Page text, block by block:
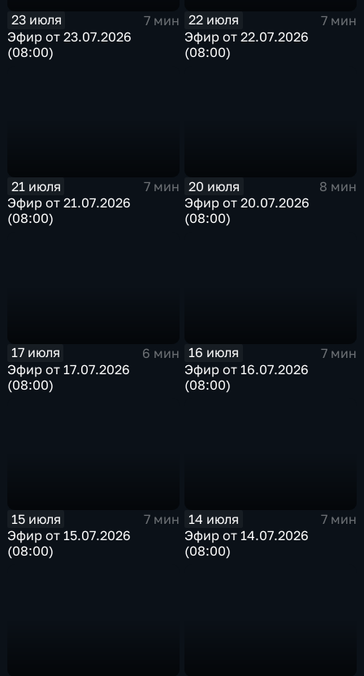
23 июля
7 мин
Эфир от 23.07.2026
(08:00)
22 июля
7 мин
Эфир от 22.07.2026
(08:00)
21 июля
7 мин
Эфир от 21.07.2026
(08:00)
20 июля
8 мин
Эфир от 20.07.2026
(08:00)
17 июля
6 мин
Эфир от 17.07.2026
(08:00)
16 июля
7 мин
Эфир от 16.07.2026
(08:00)
15 июля
7 мин
Эфир от 15.07.2026
(08:00)
14 июля
7 мин
Эфир от 14.07.2026
(08:00)